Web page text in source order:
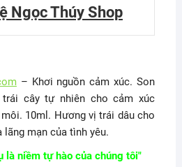
Ngọc Thúy Shop
– Khơi nguồn cảm xúc. Son
cây tự nhiên cho cảm xúc
10ml. Hương vị trái dâu cho
mạn của tình yêu.
là niềm tự hào của chúng tôi"